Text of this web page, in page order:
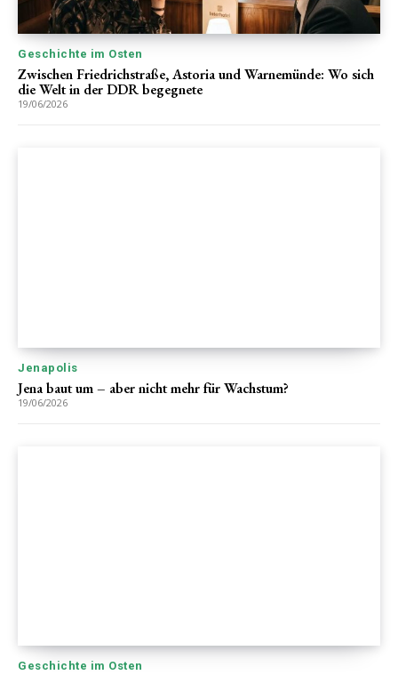
Geschichte im Osten
Zwischen Friedrichstraße, Astoria und Warnemünde: Wo sich
die Welt in der DDR begegnete
19/06/2026
Jenapolis
Jena baut um – aber nicht mehr für Wachstum?
19/06/2026
Geschichte im Osten